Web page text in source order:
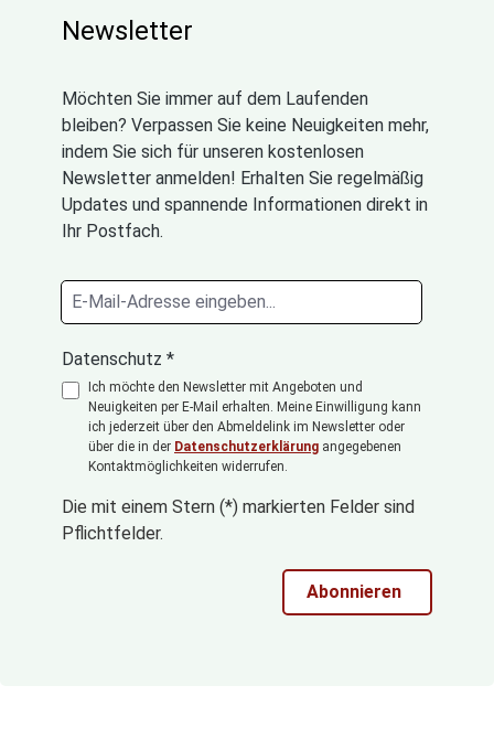
Newsletter
Möchten Sie immer auf dem Laufenden
bleiben? Verpassen Sie keine Neuigkeiten mehr,
indem Sie sich für unseren kostenlosen
Newsletter anmelden! Erhalten Sie regelmäßig
Updates und spannende Informationen direkt in
Ihr Postfach.
Datenschutz *
Ich möchte den Newsletter mit Angeboten und
Neuigkeiten per E-Mail erhalten. Meine Einwilligung kann
ich jederzeit über den Abmeldelink im Newsletter oder
über die in der Datenschutzerklärung angegebenen
Kontaktmöglichkeiten widerrufen.
Die mit einem Stern (*) markierten Felder sind
Pflichtfelder.
Abonnieren